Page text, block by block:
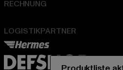
LOGISTIKPARTNER
RECHNUNG